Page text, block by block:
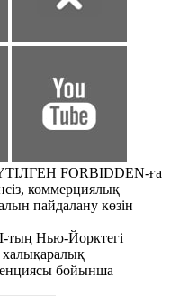
FORBIDDEN-ға
коммерциялық
пайдалану көзін
Нью-Йорктегі
халықаралық
бойынша